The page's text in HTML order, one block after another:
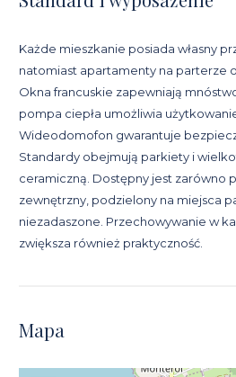
Każde mieszkanie posiada własny
natomiast apartamenty na parterze
Okna francuskie zapewniają
pompa ciepła umożliwia
Wideodomofon gwarantuje
Standardy obejmują parkiety i
ceramiczną. Dostępny jest zarówno
zewnętrzny, podzielony na miejsca
niezadaszone. Przechowywanie w
zwiększa również praktyczność.
Mapa